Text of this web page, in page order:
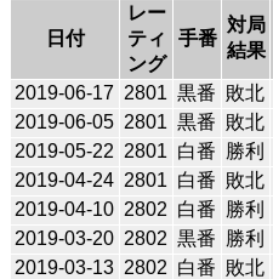
日付
レー
ティ
ング
手番
対局
結果
2019-06-17 2801 黒番 敗北
2019-06-05 2801 黒番 敗北
2019-05-22 2801 白番 勝利
2019-04-24 2801 白番 敗北
2019-04-10 2802 白番 勝利
2019-03-20 2802 黒番 勝利
2019-03-13 2802 白番 敗北